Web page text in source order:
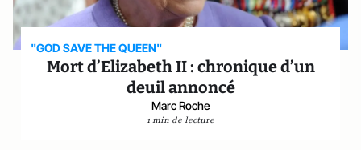
"GOD SAVE THE QUEEN"
Mort d’Elizabeth II : chronique d’un
deuil annoncé
Marc Roche
1 min de lecture